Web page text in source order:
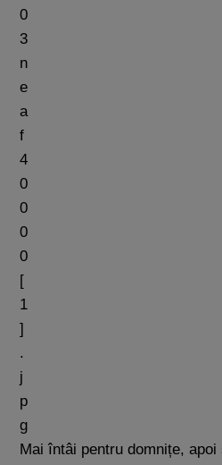
Mai întâi pentru domnițe, apoi